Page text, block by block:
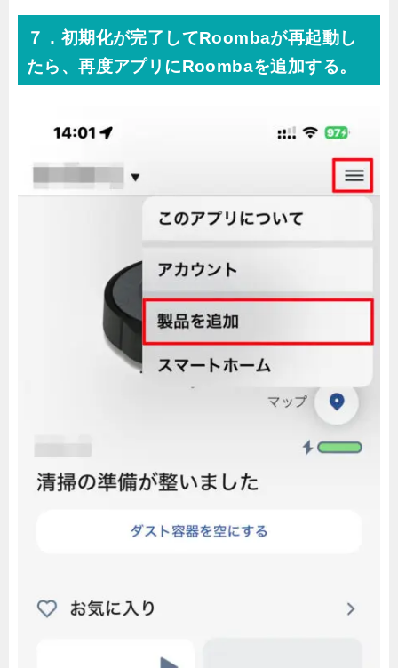
７．初期化が完了してRoombaが再起動し
たら、再度アプリにRoombaを追加する。